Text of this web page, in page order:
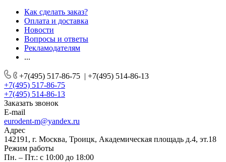
Как сделать заказ?
Оплата и доставка
Новости
Вопросы и ответы
Рекламодателям
...
+7(495) 517-86-75 | +7(495) 514-86-13
+7(495) 517-86-75
+7(495) 514-86-13
Заказать звонок
E-mail
eurodent-m@yandex.ru
Адрес
142191, г. Москва, Троицк, Академическая площадь д.4, эт.18
Режим работы
Пн. – Пт.: с 10:00 до 18:00